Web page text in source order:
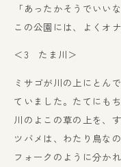
「あったかそうでいい
この公園には、よくオ
＜3 たま川＞
ミサゴが川の上にとん
ていました。たてにも
川のよこの草の上を、
ツバメは、わたり鳥な
フォークのように分か